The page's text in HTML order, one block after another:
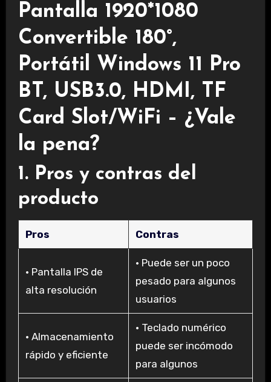
Pantalla 1920*1080
Convertible 180°,
Portátil Windows 11 Pro
BT, USB3.0, HDMI, TF
Card Slot/WiFi – ¿Vale
la pena?
1. Pros y contras del
producto
Pros Contras
• Pantalla IPS de
alta resolución
• Puede ser un poco
pesado para algunos
usuarios
• Almacenamiento
rápido y eficiente
• Teclado numérico
puede ser incómodo
para algunos